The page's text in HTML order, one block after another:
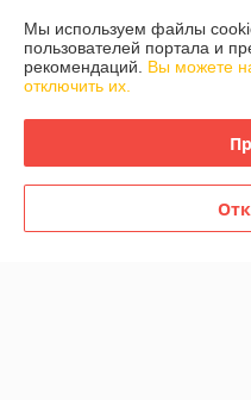
О нас
Контакты
Мы используем файлы
пользователей портала и
рекомендаций. Вы можете
отключить их.